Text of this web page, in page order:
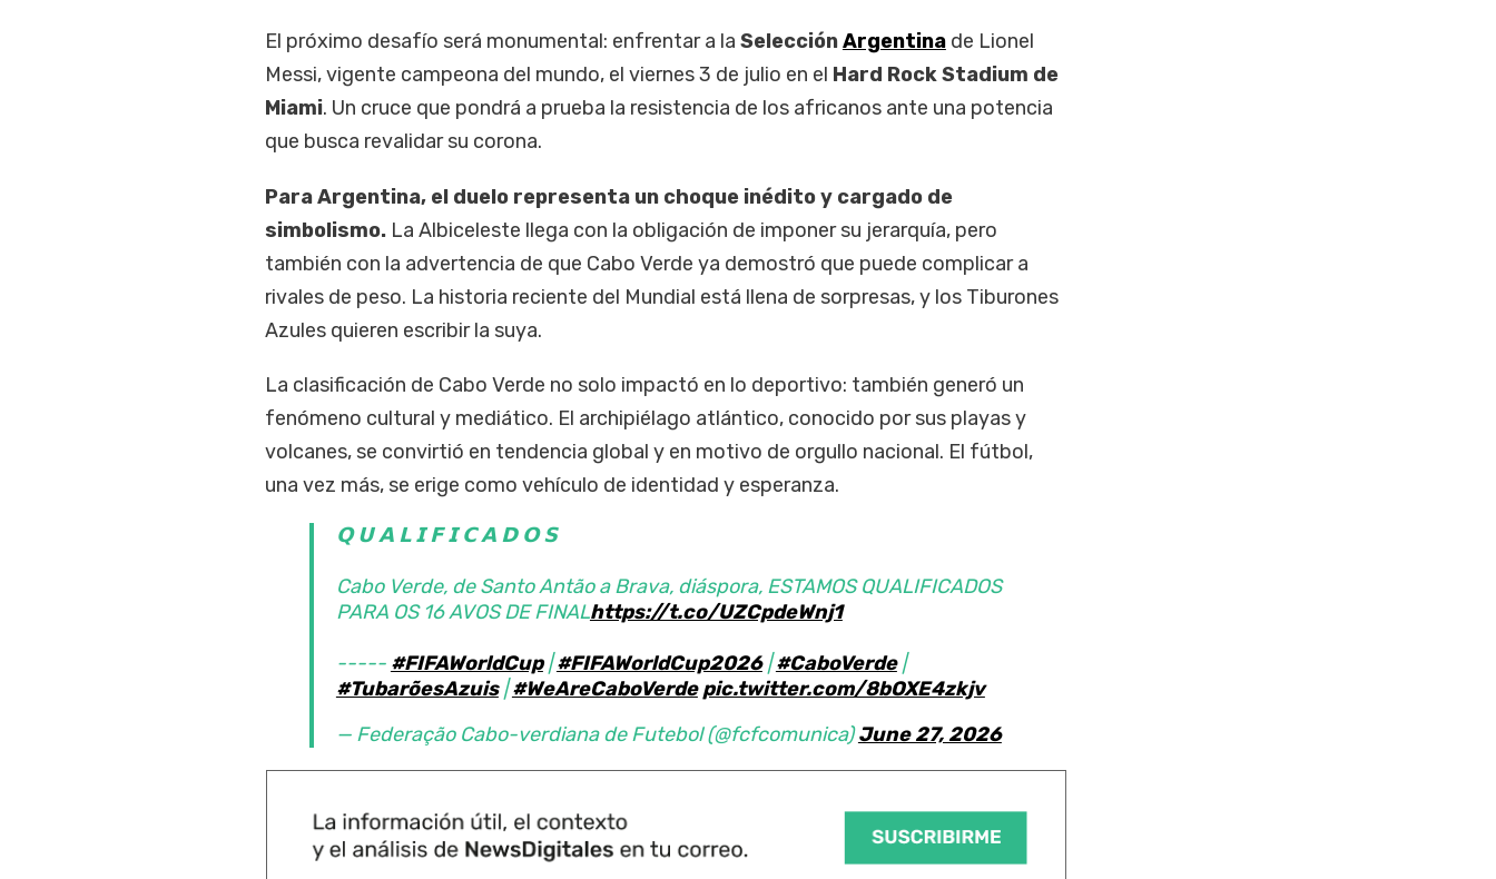
El próximo desafío será monumental: enfrentar a la SelecciónArgentinade Lionel
Messi, vigente campeona del mundo, el viernes 3 de julio en el Hard Rock Stadium de
Miami. Un cruce que pondrá a prueba la resistencia de los africanos ante una potencia
que busca revalidar su corona.
Para Argentina, el duelo representa un choque inédito y cargado de
simbolismo. La Albiceleste llega con la obligación de imponer su jerarquía, pero
también con la advertencia de que Cabo Verde ya demostró que puede complicar a
rivales de peso. La historia reciente del Mundial está llena de sorpresas, y los Tiburones
Azules quieren escribir la suya.
La clasificación de Cabo Verde no solo impactó en lo deportivo: también generó un
fenómeno cultural y mediático. El archipiélago atlántico, conocido por sus playas y
volcanes, se convirtió en tendencia global y en motivo de orgullo nacional. El fútbol,
una vez más, se erige como vehículo de identidad y esperanza.
𝗤 𝗨 𝗔 𝗟 𝗜 𝗙 𝗜 𝗖 𝗔 𝗗 𝗢 𝗦
Cabo Verde, de Santo Antão a Brava, diáspora, ESTAMOS QUALIFICADOS
PARA OS 16 AVOS DE FINALhttps://t.co/UZCpdeWnj1
----- #FIFAWorldCup|#FIFAWorldCup2026|#CaboVerde|
#TubarõesAzuis|#WeAreCaboVerde pic.twitter.com/8bOXE4zkjv
— Federação Cabo-verdiana de Futebol (@fcfcomunica)June 27, 2026